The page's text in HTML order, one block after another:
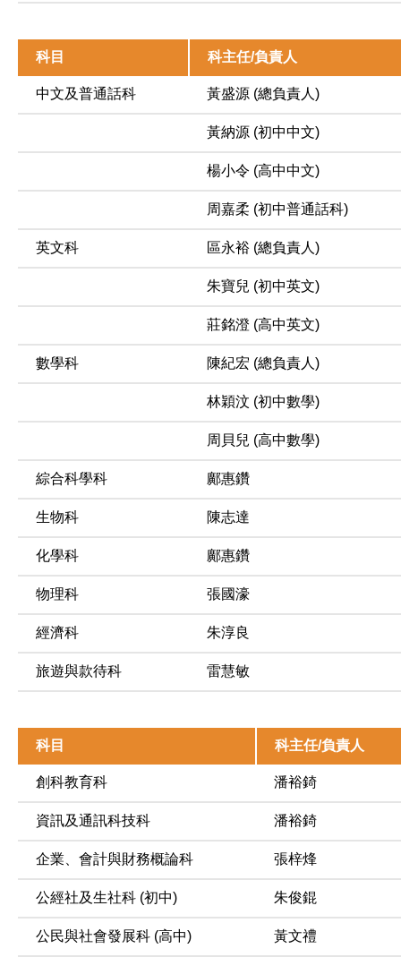
科目 科主任/負責人
中文及普通話科 黃盛源 (總負責人)
黃納源 (初中中文)
楊小令 (高中中文)
周嘉柔 (初中普通話科)
英文科 區永裕 (總負責人)
朱寶兒 (初中英文)
莊銘澄 (高中英文)
數學科 陳紀宏 (總負責人)
林穎汶 (初中數學)
周貝兒 (高中數學)
綜合科學科 鄺惠鑽
生物科 陳志達
化學科 鄺惠鑽
物理科 張國濠
經濟科 朱淳良
旅遊與款待科 雷慧敏
科目 科主任/負責人
創科教育科 潘裕錡
資訊及通訊科技科 潘裕錡
企業、會計與財務概論科 張梓烽
公經社及生社科 (初中) 朱俊錕
公民與社會發展科 (高中) 黃文禮